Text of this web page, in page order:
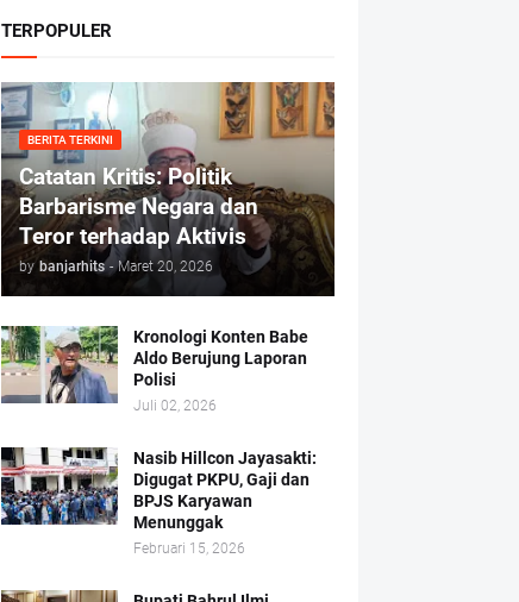
TERPOPULER
BERITA TERKINI
Catatan Kritis: Politik
Barbarisme Negara dan
Teror terhadap Aktivis
by banjarhits - Maret 20, 2026
Kronologi Konten Babe
Aldo Berujung Laporan
Polisi
Juli 02, 2026
Nasib Hillcon Jayasakti:
Digugat PKPU, Gaji dan
BPJS Karyawan
Menunggak
Februari 15, 2026